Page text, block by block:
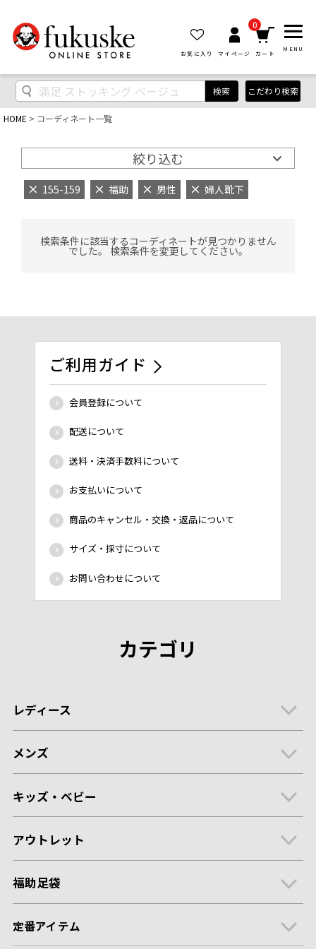
お気に入り マイページ
0
カート
MENU
検索 こだわり検索
HOME コーディネート一覧
絞り込む
155-159 福助 男性 婦人靴下
検索条件に該当するコーディネートが見つかりません
でした。 検索条件を変更してください。
ご利用ガイド
会員登録について
配送について
送料・決済手数料について
お支払いについて
商品のキャンセル・交換・返品について
サイズ・採寸について
お問い合わせについて
カテゴリ
レディース
メンズ
キッズ・ベビー
アウトレット
福助足袋
定番アイテム